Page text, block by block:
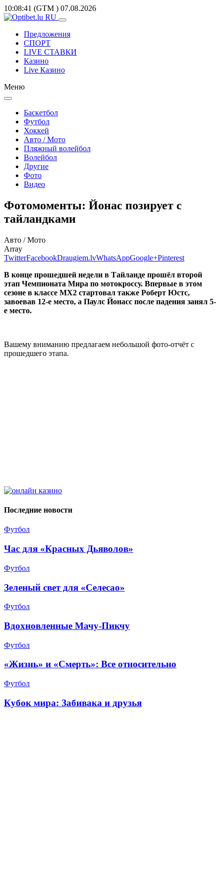
10:08:41 (GTM ) 07.08.2026
Предложения
СПОРТ
LIVE СТАВКИ
Казино
Live Казино
Меню
Баскетбол
Футбол
Хоккей
Авто / Мото
Пляжный волейбол
Волейбол
Другие
Фото
Видео
Фотомоменты: Йонас позирует с
тайландками
Авто / Мото
Array
TwitterFacebookDraugiem.lvWhatsAppGoogle+Pinterest
В конце прошедшей недели в Тайланде прошёл второй
этап Чемпионата Мира по мотокроссу. Впервые в этом
сезоне в классе МХ2 стартовал также Роберт Юстс,
завоевав 12-е место, а Паулс Йонасс после падения занял 5-
е место.
Вашему вниманию предлагаем небольшой фото-отчёт с
прошедшего этапа.
Последние новости
Футбол
Час для «Красных Дьяволов»
Футбол
Зеленый свет для «Селесао»
Футбол
Вдохновленные Мачу-Пикчу
Футбол
«Жизнь» и «Смерть»: Все относительно
Футбол
Кубок мира: Забивака и друзья